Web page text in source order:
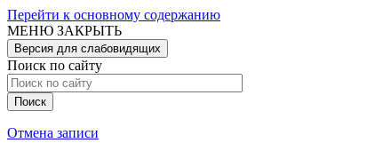
Перейти к основному содержанию
МЕНЮ ЗАКРЫТЬ
Версия для слабовидящих
Поиск по сайту
Отмена записи